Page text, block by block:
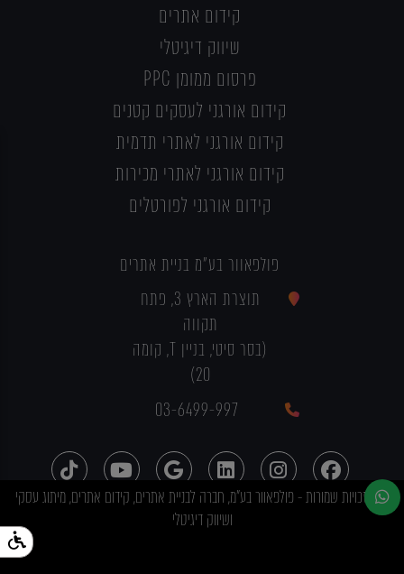
קידום אתרים
שיווק דיגיטלי
פרסום ממומן PPC
קידום אורגני לעסקים קטנים
קידום אורגני לאתרי תדמית
קידום אורגני לאתרי מכירות
קידום אורגני לפורטלים
פולפאוור בע"מ בניית אתרים
תוצרת הארץ 3, פתח
תקווה
(בסר סיטי, בניין T, קומה
20)
03-6499-997
כל הזכויות שמורות - פולפאוור בע"מ, חברה לבניית אתרים, קידום אתרים, מיתוג עסקי
ושיווק דיגיטלי